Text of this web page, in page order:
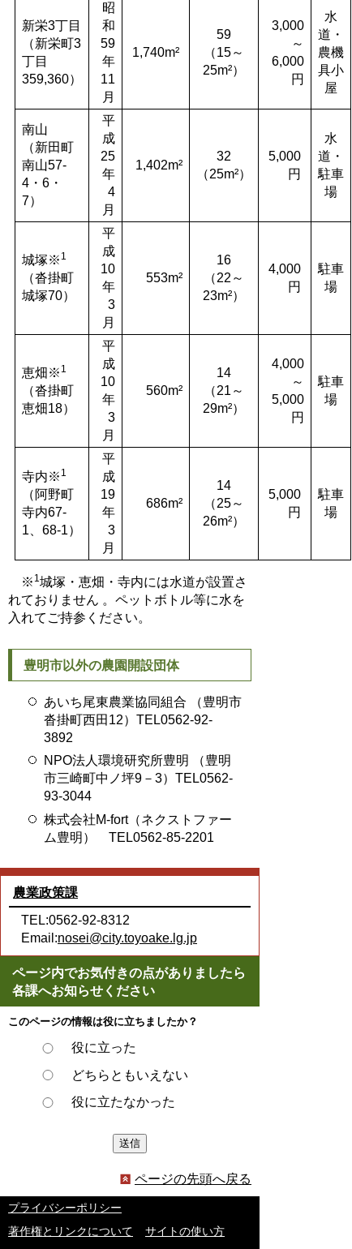
新栄3丁目
（新栄町3
丁目
359,360）
昭
和
59
年
11
月
1,740m²
59
（15～
25m²）
3,000
～
6,000
円
水
道・
農機
具小
屋
南山
（新田町
南山57-
4・6・
7）
平
成
25
年
4
月
1,402m²
32
（25m²）
5,000
円
水
道・
駐車
場
城塚※ 1
（沓掛町
城塚70）
平
成
10
年
3
月
553m²
16
（22～
23m²）
4,000
円
駐車
場
恵畑※ 1
（沓掛町
恵畑18）
平
成
10
年
3
月
560m²
14
（21～
29m²）
4,000
～
5,000
円
駐車
場
寺内※ 1
（阿野町
寺内67-
1、68-1）
平
成
19
年
3
月
686m²
14
（25～
26m²）
5,000
円
駐車
場
※ 1城塚・恵畑・寺内には水道が設置さ
れておりません 。ペットボトル等に水を
入れてご持参ください。
豊明市以外の農園開設団体
あいち尾東農業協同組合 （豊明市
沓掛町西田12）TEL0562-92-
3892
NPO法人環境研究所豊明 （豊明
市三崎町中ノ坪9－3）TEL0562-
93-3044
株式会社M-fort（ネクストファー
ム豊明） TEL0562-85-2201
農業政策課
TEL:0562-92-8312
Email:nosei@city.toyoake.lg.jp
ページ内でお気付きの点がありましたら
各課へお知らせください
このページの情報は役に立ちましたか？
役に立った
どちらともいえない
役に立たなかった
ページの先頭へ戻る
プライバシーポリシー
著作権とリンクについて
サイトの使い方